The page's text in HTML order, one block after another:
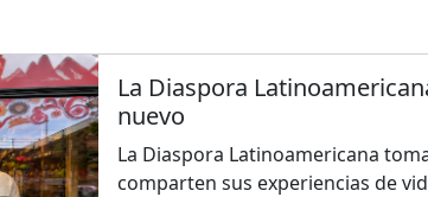
La Diaspora
nuevo
La Diaspora Latinoamericana
comparten sus experiencias de